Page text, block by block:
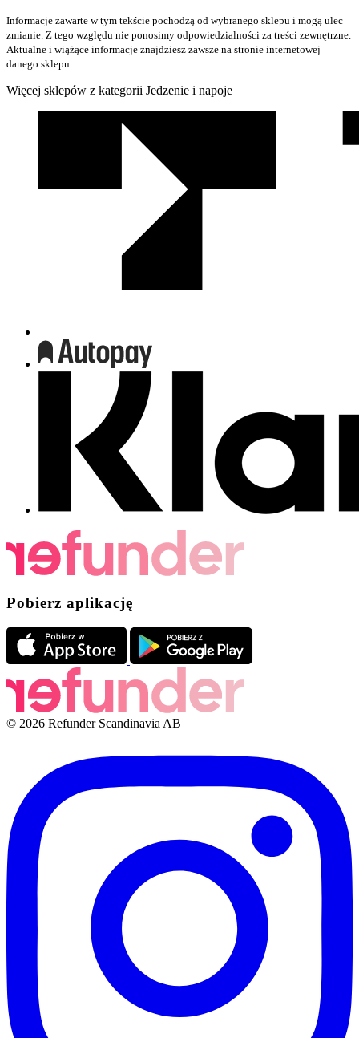
Informacje zawarte w tym tekście pochodzą od wybranego sklepu i mogą ulec
zmianie. Z tego względu nie ponosimy odpowiedzialności za treści zewnętrzne.
Aktualne i wiążące informacje znajdziesz zawsze na stronie internetowej
danego sklepu.
Więcej sklepów z kategorii Jedzenie i napoje
Pobierz aplikację
© 2026 Refunder Scandinavia AB